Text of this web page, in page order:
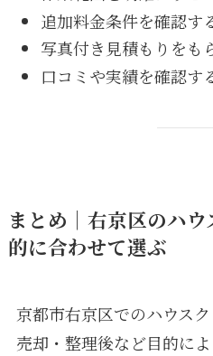
追加料金条件を確認す
写真付き見積もりをも
口コミや実績を確認す
まとめ｜右京区のハ
的に合わせて選ぶ
京都市右京区でのハウス
売却・整理後など目的に